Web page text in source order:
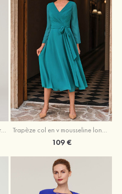
109 €